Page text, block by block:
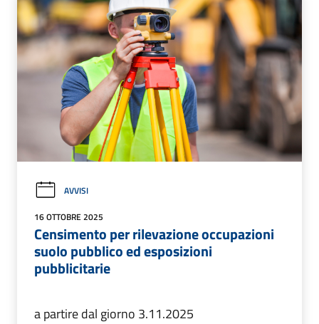
AVVISI
16 OTTOBRE 2025
Censimento per rilevazione occupazioni
suolo pubblico ed esposizioni
pubblicitarie
a partire dal giorno 3.11.2025